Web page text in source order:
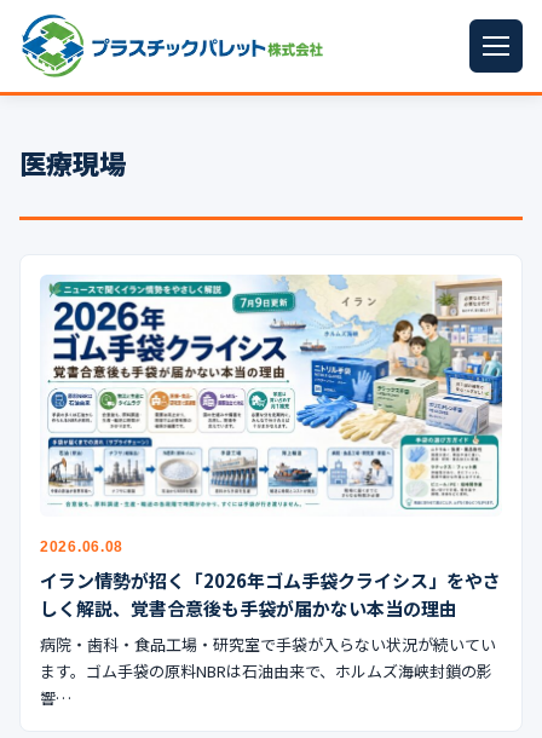
パレットサイズ
プラパレット ▼
コンテナ ▼
中古パレット
再生原料 ▼
梱包資材
イラン情勢まとめ
公式ブログ
会社案内
🇺🇸 🇰🇷🇹🇼🇻🇳
医療現場
2026.06.08
イラン情勢が招く「2026年ゴム手袋クライシス」をやさ
しく解説、覚書合意後も手袋が届かない本当の理由
病院・歯科・食品工場・研究室で手袋が入らない状況が続いてい
ます。ゴム手袋の原料NBRは石油由来で、ホルムズ海峡封鎖の影
響…